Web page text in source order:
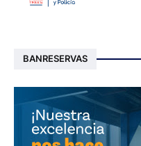
BANRESERVAS